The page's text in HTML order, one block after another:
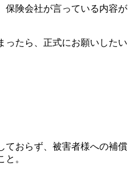
保険会社が言っている内容が
ったら、正式にお願いしたい
ておらず、被害者様への補償
。